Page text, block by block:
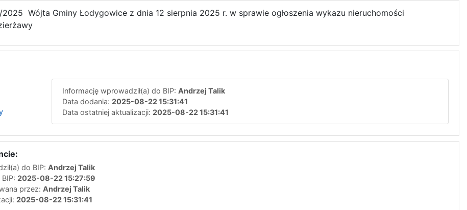
Wójta Gminy Łodygowice z dnia 12 sierpnia 2025 r. w sprawie ogłoszenia wykazu nieruchomości
Informację wprowadził(a) do BIP: Andrzej Talik
Data dodania: 2025-08-22 15:31:41
Data ostatniej aktualizacji: 2025-08-22 15:31:41
do BIP: Andrzej Talik
2025-08-22 15:27:59
przez: Andrzej Talik
2025-08-22 15:31:41